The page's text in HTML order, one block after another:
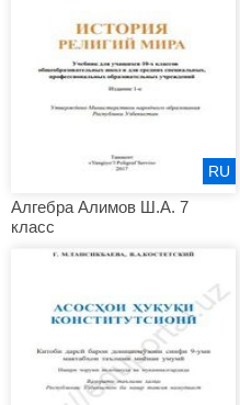
Алгебра Алимов Ш.А. 7
класс
RU